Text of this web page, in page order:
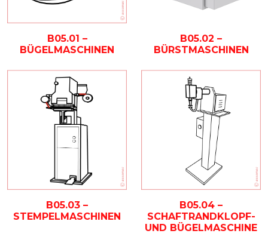
B05.01 –
BÜGELMASCHINEN
B05.02 –
BÜRSTMASCHINEN
B05.03 –
STEMPELMASCHINEN
B05.04 –
SCHAFTRANDKLOPF-
UND BÜGELMASCHINE